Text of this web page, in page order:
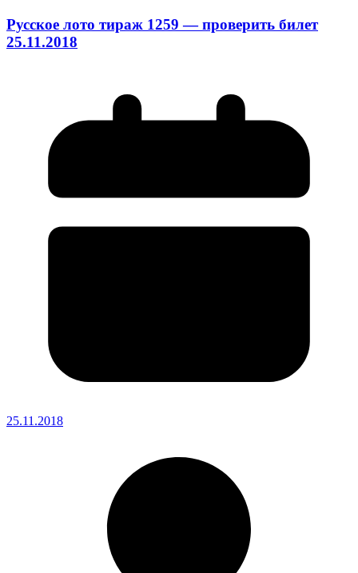
Русское лото тираж 1259 — проверить билет
25.11.2018
25.11.2018